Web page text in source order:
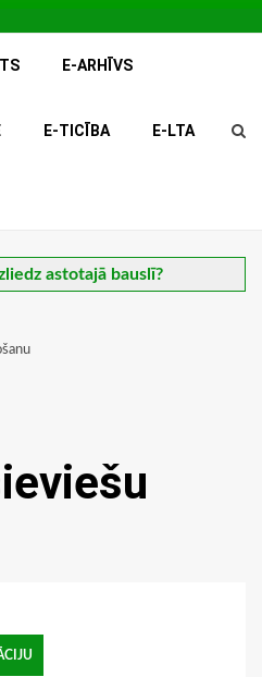
E-ARHĪVS
E-TICĪBA E-LTA
astotajā bauslī?